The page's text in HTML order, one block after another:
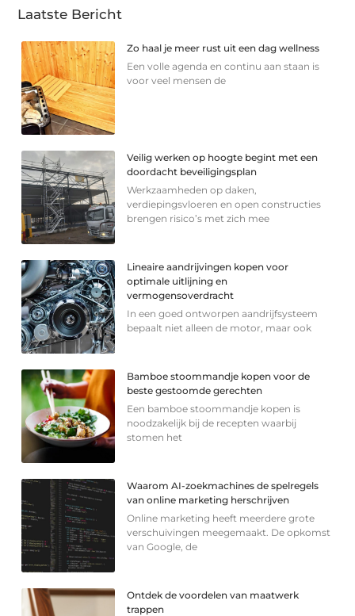
Laatste Bericht
Zo haal je meer rust uit een dag wellness
Een volle agenda en continu aan staan is
voor veel mensen de
Veilig werken op hoogte begint met een
doordacht beveiligingsplan
Werkzaamheden op daken,
verdiepingsvloeren en open constructies
brengen risico’s met zich mee
Lineaire aandrijvingen kopen voor
optimale uitlijning en
vermogensoverdracht
In een goed ontworpen aandrijfsysteem
bepaalt niet alleen de motor, maar ook
Bamboe stoommandje kopen voor de
beste gestoomde gerechten
Een bamboe stoommandje kopen is
noodzakelijk bij de recepten waarbij
stomen het
Waarom AI-zoekmachines de spelregels
van online marketing herschrijven
Online marketing heeft meerdere grote
verschuivingen meegemaakt. De opkomst
van Google, de
Ontdek de voordelen van maatwerk
trappen